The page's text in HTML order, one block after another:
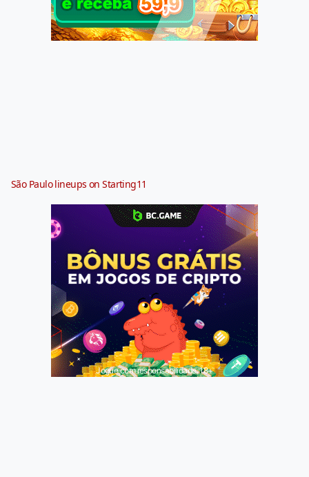
São Paulo lineups on Starting11
Jogue com responsabilidade. 18+